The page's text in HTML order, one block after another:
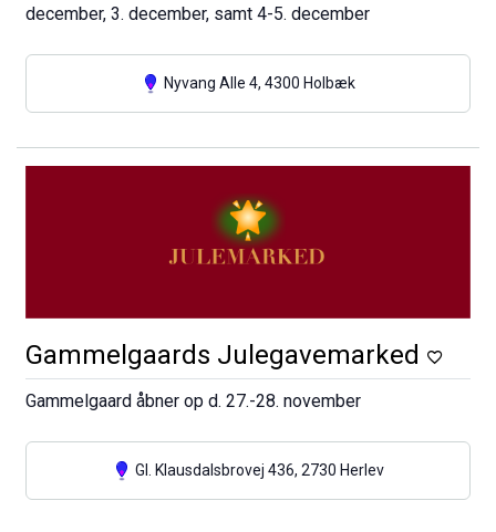
december, 3. december, samt 4-5. december
Nyvang Alle 4, 4300 Holbæk
Gammelgaards Julegavemarked
Gammelgaard åbner op d. 27.-28. november
Gl. Klausdalsbrovej 436, 2730 Herlev